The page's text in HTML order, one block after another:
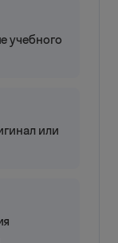
учебного
или